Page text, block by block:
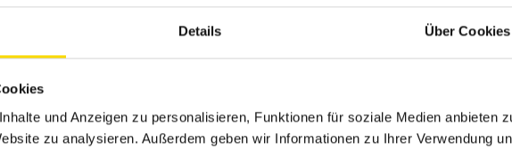
Details Über Cookies
und Anzeigen zu personalisieren, Funktionen für soziale Medien anbieten
zu analysieren. Außerdem geben wir Informationen zu Ihrer Verwendung